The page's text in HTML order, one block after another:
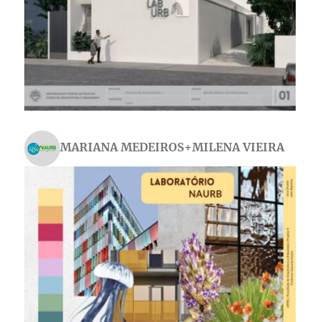
MARIANA MEDEIROS+MILENA VIEIRA